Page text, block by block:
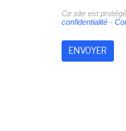
Ce site est
confidentialité-